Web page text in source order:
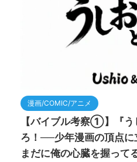
漫画/COMIC/アニメ
【バイブル考察①】『
ろ！──少年漫画の頂点
まだに俺の心臓を握って